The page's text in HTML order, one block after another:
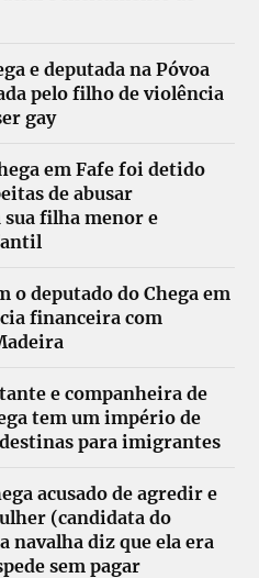
e deputada na Póvoa
pelo filho de violência
gay
em Fafe foi detido
de abusar
sua filha menor e
o deputado do Chega em
financeira com
e companheira de
tem um império de
para imigrantes
acusado de agredir e
(candidata do
navalha diz que ela era
sem pagar